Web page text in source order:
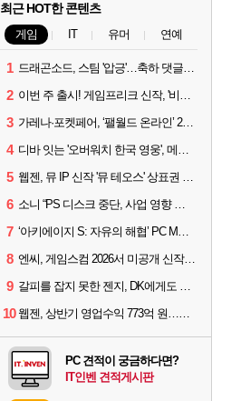
최근 HOT한 콘텐츠
게임 IT 유머 연예
1 드래곤소드, 스팀 '압긍'…축하 댓글 달고 게임 코드 받자!
2 이번 주 출시! 게임프리크 신작, '비스트 오브 리인카네이션'
3 가레나·포켓페어, ‘팰월드 온라인’ 2026년 출시 예고
4 디바 잇는 '오버워치 한국 영웅', 메카 파일럿 디몬 나온다
5 웹젠, 뮤 IP 신작 '뮤 테오스' 상표권 출원
6 소니 “PS 디스크 중단, 사업 영향 없다”
7 ‘아키에이지 S: 자유의 해협’ PC MMORPG로 개발한다
8 엔씨, 게임스컴 2026서 미공개 신작 최초 공개
9 갈피를 잡지 못한 젠지, DK에게도 0:2 패배
10 웹젠, 상반기 영업수익 773억 원…순이익 89% 증가
PC 견적이 궁금하다면?
IT인벤 견적게시판